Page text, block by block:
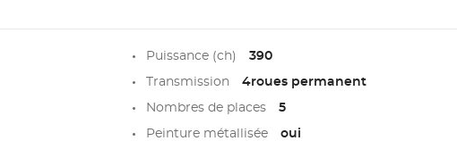
Puissance (ch) 390
Transmission 4roues permanent
Nombres de places 5
Peinture métallisée oui